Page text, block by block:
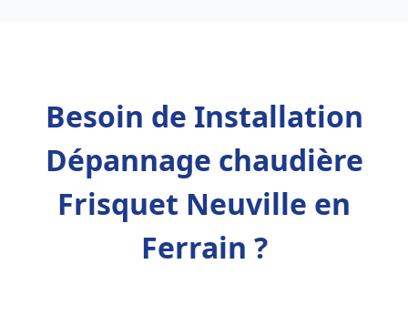
Besoin de Installation
Dépannage chaudière
Frisquet Neuville en
Ferrain ?